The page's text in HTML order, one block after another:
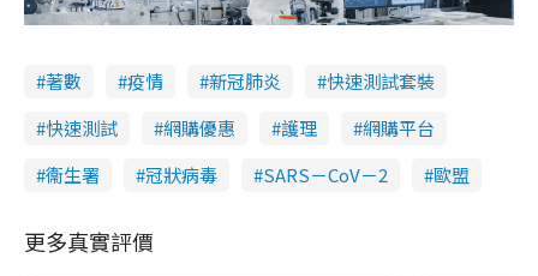
著數 疫情 新冠肺炎
快速測試套裝
快速測試
網購優惠 護理
網購平台
衞生署
冠狀病毒 SARS－CoV－2 歐盟
更多真實評價